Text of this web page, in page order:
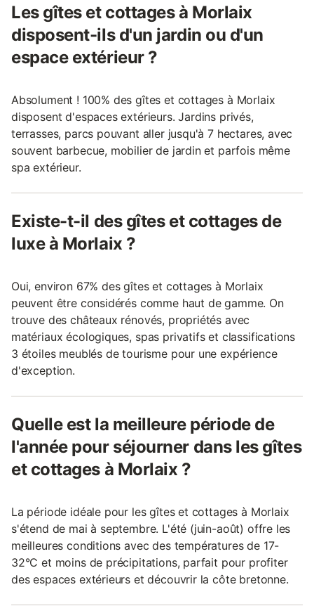
Les gîtes et cottages à Morlaix
disposent-ils d'un jardin ou d'un
espace extérieur ?
Absolument ! 100% des gîtes et cottages à Morlaix
disposent d'espaces extérieurs. Jardins privés,
terrasses, parcs pouvant aller jusqu'à 7 hectares, avec
souvent barbecue, mobilier de jardin et parfois même
spa extérieur.
Existe-t-il des gîtes et cottages de
luxe à Morlaix ?
Oui, environ 67% des gîtes et cottages à Morlaix
peuvent être considérés comme haut de gamme. On
trouve des châteaux rénovés, propriétés avec
matériaux écologiques, spas privatifs et classifications
3 étoiles meublés de tourisme pour une expérience
d'exception.
Quelle est la meilleure période de
l'année pour séjourner dans les gîtes
et cottages à Morlaix ?
La période idéale pour les gîtes et cottages à Morlaix
s'étend de mai à septembre. L'été (juin-août) offre les
meilleures conditions avec des températures de 17-
32°C et moins de précipitations, parfait pour profiter
des espaces extérieurs et découvrir la côte bretonne.